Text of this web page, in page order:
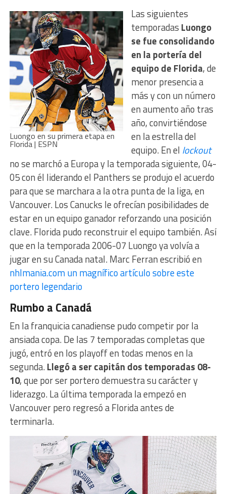
Luongo en su primera etapa en
Florida | ESPN
Las siguientes
temporadas Luongo
se fue consolidando
en la portería del
equipo de Florida, de
menor presencia a
más y con un número
en aumento año tras
año, convirtiéndose
en la estrella del
equipo. En el lockout
no se marchó a Europa y la temporada siguiente, 04-
05 con él liderando el Panthers se produjo el acuerdo
para que se marchara a la otra punta de la liga, en
Vancouver. Los Canucks le ofrecían posibilidades de
estar en un equipo ganador reforzando una posición
clave. Florida pudo reconstruir el equipo también. Así
que en la temporada 2006-07 Luongo ya volvía a
jugar en su Canada natal. Marc Ferran escribió en
nhlmania.com un magnífico artículo sobre este
portero legendario
Rumbo a Canadá
En la franquicia canadiense pudo competir por la
ansiada copa. De las 7 temporadas completas que
jugó, entró en los playoff en todas menos en la
segunda.Llegó a ser capitán dos temporadas 08-
10, que por ser portero demuestra su carácter y
liderazgo. La última temporada la empezó en
Vancouver pero regresó a Florida antes de
terminarla.